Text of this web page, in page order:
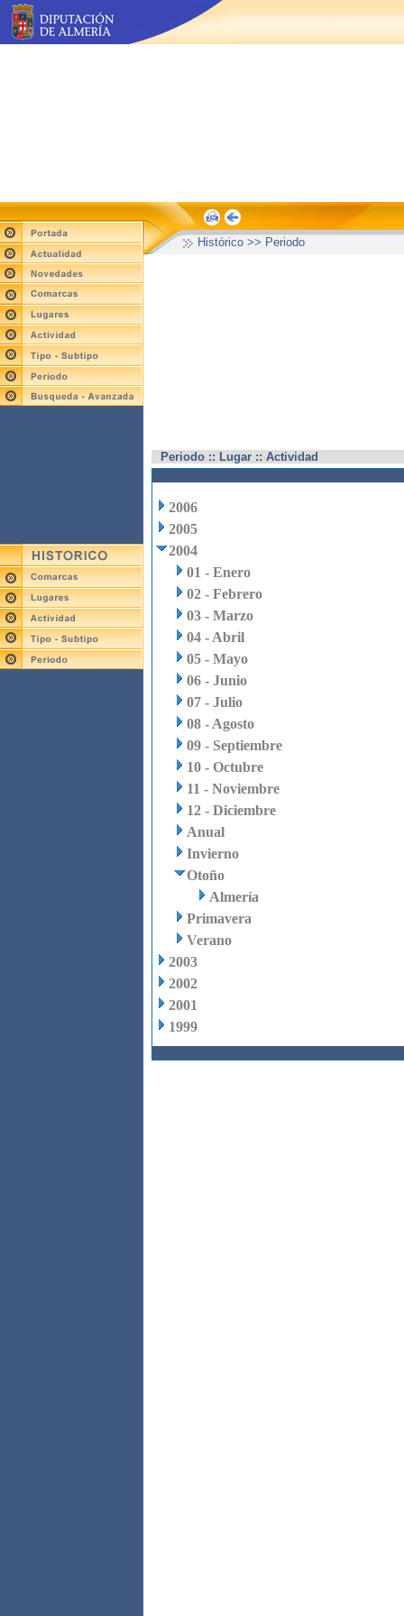
Histórico >> Periodo
Periodo :: Lugar :: Actividad
2006
2005
2004
01 - Enero
02 - Febrero
03 - Marzo
04 - Abril
05 - Mayo
06 - Junio
07 - Julio
08 - Agosto
09 - Septiembre
10 - Octubre
11 - Noviembre
12 - Diciembre
Anual
Invierno
Otoño
Almería
Primavera
Verano
2003
2002
2001
1999